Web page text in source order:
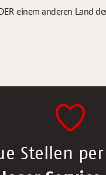
einem anderen Land
Stellen